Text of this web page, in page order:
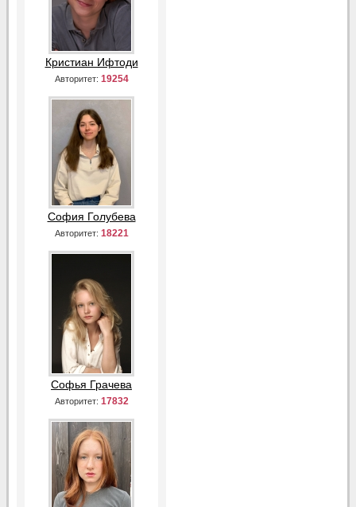
Кристиан Ифтоди
Авторитет: 19254
София Голубева
Авторитет: 18221
Софья Грачева
Авторитет: 17832